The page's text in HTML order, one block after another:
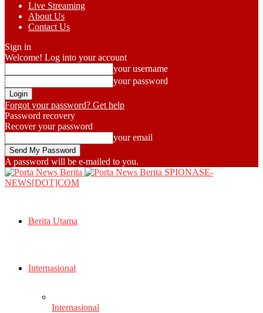
Live Streaming
About Us
Contact Us
Sign in
Welcome! Log into your account
your username
your password
Forgot your password? Get help
Password recovery
Recover your password
your email
A password will be e-mailed to you.
SPIONASE-
NEWS[DOT]COM
Berita Utama
Internasional
Internasional